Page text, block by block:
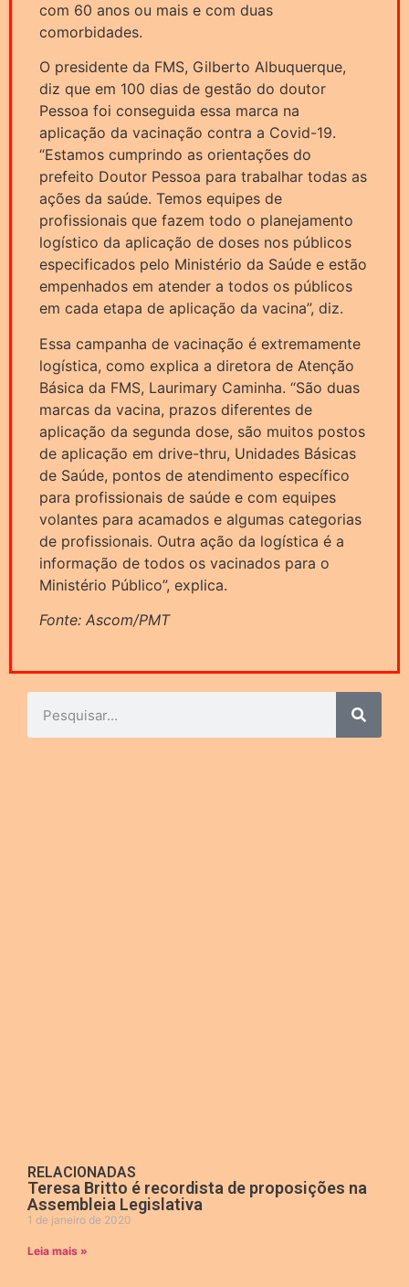
com 60 anos ou mais e com duas
comorbidades.
O presidente da FMS, Gilberto Albuquerque,
diz que em 100 dias de gestão do doutor
Pessoa foi conseguida essa marca na
aplicação da vacinação contra a Covid-19.
“Estamos cumprindo as orientações do
prefeito Doutor Pessoa para trabalhar todas as
ações da saúde. Temos equipes de
profissionais que fazem todo o planejamento
logístico da aplicação de doses nos públicos
especificados pelo Ministério da Saúde e estão
empenhados em atender a todos os públicos
em cada etapa de aplicação da vacina”, diz.
Essa campanha de vacinação é extremamente
logística, como explica a diretora de Atenção
Básica da FMS, Laurimary Caminha. “São duas
marcas da vacina, prazos diferentes de
aplicação da segunda dose, são muitos postos
de aplicação em drive-thru, Unidades Básicas
de Saúde, pontos de atendimento específico
para profissionais de saúde e com equipes
volantes para acamados e algumas categorias
de profissionais. Outra ação da logística é a
informação de todos os vacinados para o
Ministério Público”, explica.
Fonte: Ascom/PMT
RELACIONADAS
Teresa Britto é recordista de proposições na
Assembleia Legislativa
1 de janeiro de 2020
Leia mais »